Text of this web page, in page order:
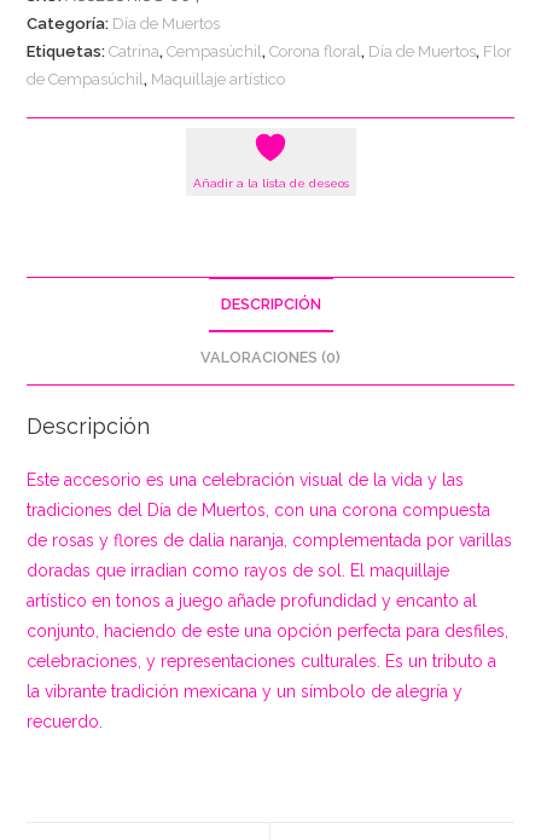
Catrina
cantidad
Categoría: Día de Muertos
Etiquetas:Catrina,Cempasúchil,Corona floral, Día de Muertos, Flor
de Cempasúchil, Maquillaje artístico
Añadir a la lista de deseos
DESCRIPCIÓN
VALORACIONES (0)
Descripción
Este accesorio es una celebración visual de la vida y las
tradiciones del Día de Muertos, con una corona compuesta
de rosas y flores de dalia naranja, complementada por varillas
doradas que irradian como rayos de sol. El maquillaje
artístico en tonos a juego añade profundidad y encanto al
conjunto, haciendo de este una opción perfecta para desfiles,
celebraciones, y representaciones culturales. Es un tributo a
la vibrante tradición mexicana y un símbolo de alegría y
recuerdo.